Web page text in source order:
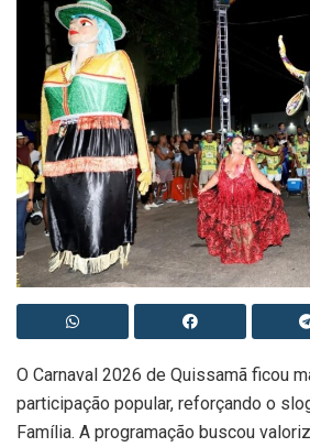
O Carnaval 2026 de Quissamã ficou
participação popular, reforçando o
Família. A programação buscou